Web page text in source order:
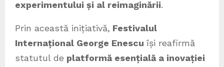
experimentului și al reimaginării.
Prin această inițiativă, Festivalul
Internațional George Enescu își reafirmă
statutul de platformă esențială a inovației